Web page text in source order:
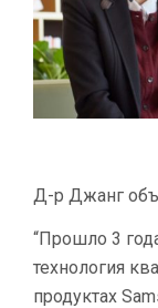
Д-р Джанг
“Прошло 3
технология
продуктах